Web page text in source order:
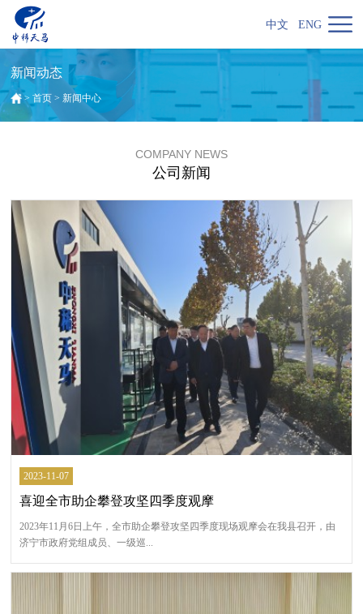
中文 ENG
新闻动态
>首页 >新闻中心
COMPANY NEWS
公司新闻
2023-11-07
喜迎全市助企攀登攻坚四季度观摩
2023年11月6日上午，全市助企攀登攻坚四季度现场观摩会在我县召开，由
济宁市政府党组成员、一级巡...